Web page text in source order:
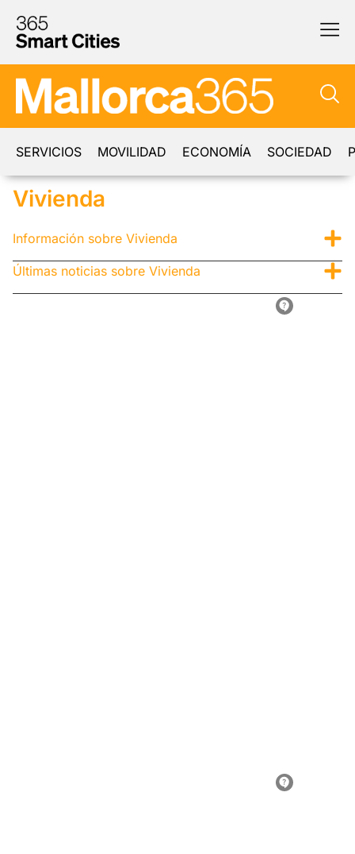
SERVICIOS MOVILIDAD ECONOMÍA SOCIEDAD
Vivienda
Información sobre Vivienda
Últimas noticias sobre Vivienda